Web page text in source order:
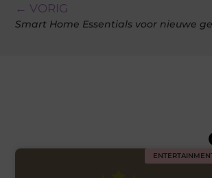
← VORIG
Smart Home Essentials voor nieuwe